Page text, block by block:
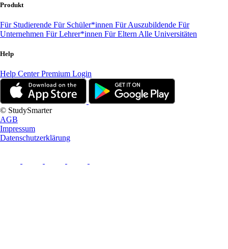
Produkt
Für Studierende Für Schüler*innen Für Auszubildende Für
Unternehmen Für Lehrer*innen Für Eltern Alle Universitäten
Help
Help CenterPremium Login
© StudySmarter
AGB
Impressum
Datenschutzerklärung